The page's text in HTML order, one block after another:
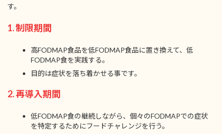
す。
1. 制限期間
高FODMAP食品を低FODMAP食品に置き換えて、低
FODMAP食を実践する。
目的は症状を落ち着かせる事です。
2. 再導入期間
低FODMAP食の継続しながら、個々のFODMAPでの症状
を特定するためにフードチャレンジを行う。